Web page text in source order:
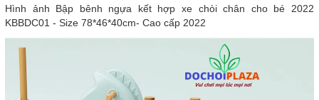
Hình ảnh Bập bênh ngựa kết hợp xe chòi chân cho bé 2022
KBBDC01 - Size 78*46*40cm- Cao cấp 2022